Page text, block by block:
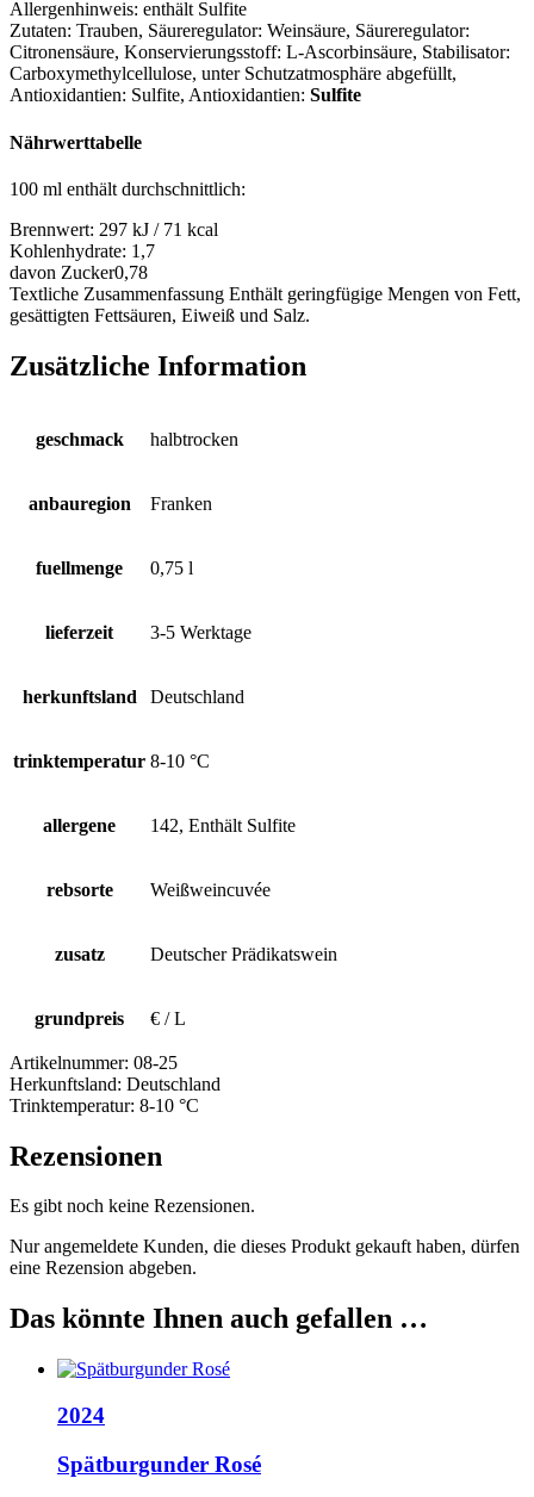
Allergenhinweis: enthält Sulfite
Zutaten: Trauben, Säureregulator: Weinsäure, Säureregulator:
Citronensäure, Konservierungsstoff: L-Ascorbinsäure, Stabilisator:
Carboxymethylcellulose, unter Schutzatmosphäre abgefüllt,
Antioxidantien: Sulfite, Antioxidantien: Sulfite
Nährwerttabelle
100 ml enthält durchschnittlich:
Brennwert: 297 kJ / 71 kcal
Kohlenhydrate: 1,7
davon Zucker0,78
Textliche Zusammenfassung Enthält geringfügige Mengen von Fett,
gesättigten Fettsäuren, Eiweiß und Salz.
Zusätzliche Information
geschmack halbtrocken
anbauregion Franken
fuellmenge 0,75 l
lieferzeit 3-5 Werktage
herkunftsland Deutschland
trinktemperatur 8-10 °C
allergene 142, Enthält Sulfite
rebsorte Weißweincuvée
zusatz Deutscher Prädikatswein
grundpreis € / L
Artikelnummer: 08-25
Herkunftsland: Deutschland
Trinktemperatur: 8-10 °C
Rezensionen
Es gibt noch keine Rezensionen.
Nur angemeldete Kunden, die dieses Produkt gekauft haben, dürfen
eine Rezension abgeben.
Das könnte Ihnen auch gefallen …
2024
Spätburgunder Rosé